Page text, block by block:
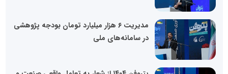
مدیریت ۶ هزار میلیارد تومان بودجه پژوهشی
در سامانه‌های ملی